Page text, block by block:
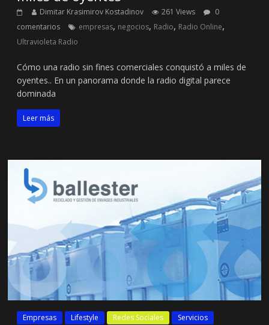
Dimitar Krasimirov Kostadinov 261 Views
0
comentarios
empresas, negocios, Radio, Radio Online,
Ultravioleta Radio
Cómo una radio sin fines comerciales conquistó a miles de
oyentes.. En un panorama donde la radio digital parece
dominada
Leer más
Empresas Lifestyle Redes Sociales Servicios